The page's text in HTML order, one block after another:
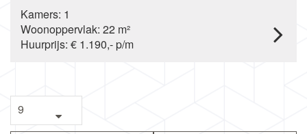
Kamers: 1
Woonoppervlak: 22 m²
Huurprijs: € 1.190,- p/m